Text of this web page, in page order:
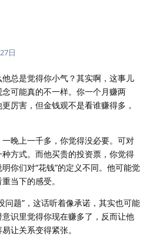
日
总是觉得你小气？其实啊，这事儿
可能真的不一样。你一个月赚两
厉害，但金钱观不是看谁赚得多，
晚上一千多，你觉得没必要。可对
方式。而他买贵的投资票，你觉得
你们对“花钱”的定义不同。他可能觉
当下的感受。
问题”，这话听着像承诺，其实也可能
识里觉得你现在赚多了，反而让他
让关系变得紧张。